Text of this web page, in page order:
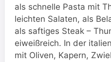
als schnelle Pasta mit
leichten Salaten, als
als saftiges Steak –
eiweißreich. In der
mit Oliven, Kapern,